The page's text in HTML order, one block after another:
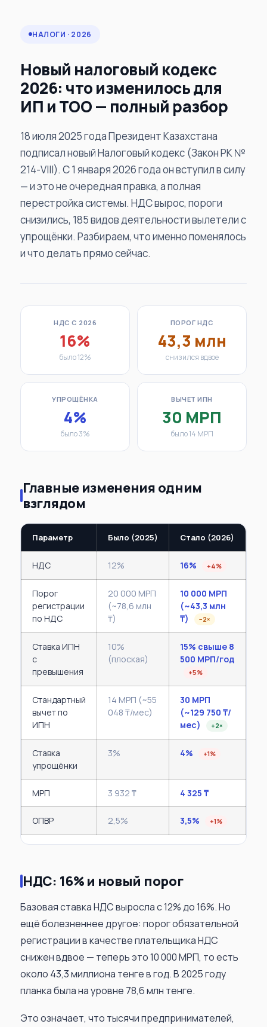
НАЛОГИ · 2026
Новый налоговый кодекс
2026: что изменилось для
ИП и ТОО — полный разбор
18 июля 2025 года Президент Казахстана
подписал новый Налоговый кодекс (Закон РК №
214-VIII). С 1 января 2026 года он вступил в силу
— и это не очередная правка, а полная
перестройка системы. НДС вырос, пороги
снизились, 185 видов деятельности вылетели с
упрощёнки. Разбираем, что именно поменялось
и что делать прямо сейчас.
НДС С 2026
16%
было 12%
ПОРОГ НДС
43,3 млн
снизился вдвое
УПРОЩЁНКА
4%
было 3%
ВЫЧЕТ ИПН
30 МРП
было 14 МРП
Главные изменения одним
взглядом
Параметр Было (2025) Стало (2026)
НДС 12% 16% +4%
Порог
регистрации
по НДС
20 000 МРП
(~78,6 млн
₸)
10 000 МРП
(~43,3 млн
₸)
−2×
Ставка ИПН
с
превышения
10%
(плоская)
15% свыше 8
500 МРП/год
+5%
Стандартный
вычет по
ИПН
14 МРП (~55
048 ₸/мес)
30 МРП
(~129 750 ₸/
мес)
+2×
Ставка
упрощёнки
3% 4% +1%
МРП 3 932 ₸ 4 325 ₸
ОПВР 2,5% 3,5% +1%
НДС: 16% и новый порог
Базовая ставка НДС выросла с 12% до 16%. Но
ещё болезненнее другое: порог обязательной
регистрации в качестве плательщика НДС
снижен вдвое — теперь это 10 000 МРП, то есть
около 43,3 миллиона тенге в год. В 2025 году
планка была на уровне 78,6 млн тенге.
Это означает, что тысячи предпринимателей,